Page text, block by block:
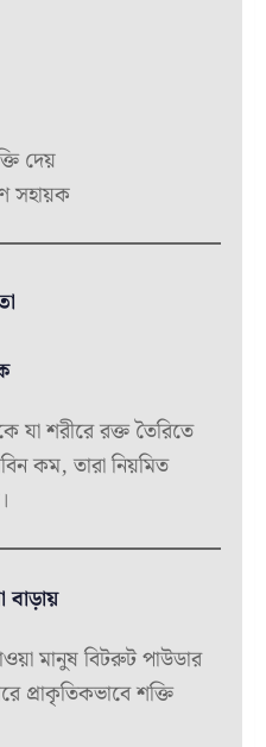
দেয়
সহায়ক
শরীরে রক্ত তৈরিতে
কম, তারা নিয়মিত
বাড়ায়
মানুষ বিটরুট পাউডার
প্রাকৃতিকভাবে শক্তি